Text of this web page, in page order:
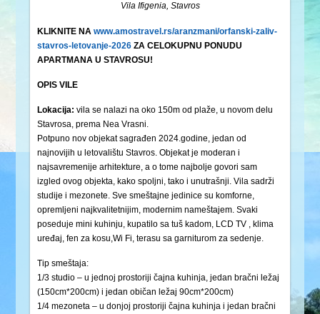
Vila Ifigenia, Stavros
KLIKNITE NAwww.amostravel.rs/aranzmani/orfanski-zaliv-
stavros-letovanje-2026 ZA CELOKUPNU PONUDU
APARTMANA U STAVROSU!
OPIS VILE
Lokacija: vila se nalazi na oko 150m od plaže, u novom delu
Stavrosa, prema Nea Vrasni.
Potpuno nov objekat sagrađen 2024.godine, jedan od
najnovijih u letovalištu Stavros. Objekat je moderan i
najsavremenije arhitekture, a o tome najbolje govori sam
izgled ovog objekta, kako spoljni, tako i unutrašnji. Vila sadrži
studije i mezonete. Sve smeštajne jedinice su komforne,
opremljeni najkvalitetnijim, modernim nameštajem. Svaki
poseduje mini kuhinju, kupatilo sa tuš kadom, LCD TV , klima
uređaj, fen za kosu,Wi Fi, terasu sa garniturom za sedenje.
Tip smeštaja:
1/3 studio – u jednoj prostoriji čajna kuhinja, jedan bračni ležaj
(150cm*200cm) i jedan običan ležaj 90cm*200cm)
1/4 mezoneta – u donjoj prostoriji čajna kuhinja i jedan bračni